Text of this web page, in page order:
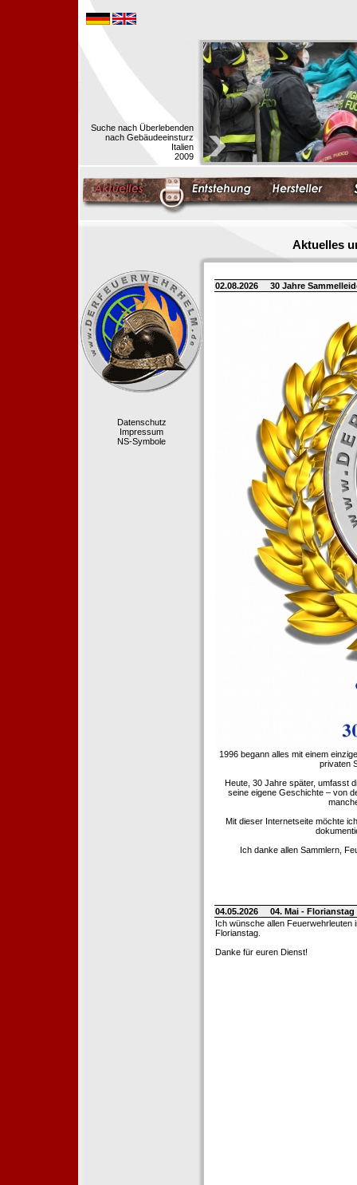
Suche nach Überlebenden
nach Gebäudeeinsturz
Italien
2009
Aktuelles
Datenschutz
Impressum
NS-Symbole
02.08.2026 30 Jahre
1996 begann alles mit einem
privaten
Heute, 30 Jahre später, umfasst
seine eigene Geschichte – von
Mit dieser Internetseite möchte
Ich danke allen Sammlern,
04.05.2026
04. Mai -
Ich wünsche allen Feuerwehrleuten
Florianstag.
Danke für euren Dienst!